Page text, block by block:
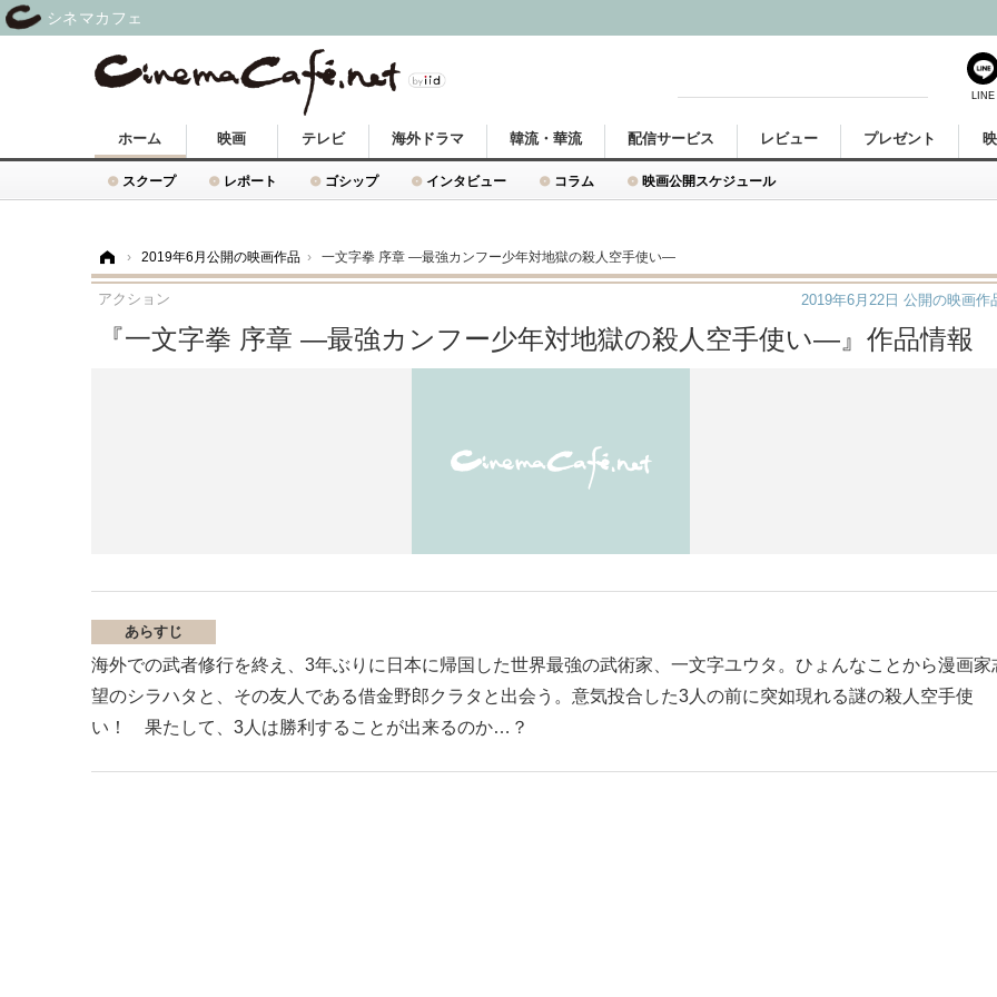
ホーム
スクープ レポート ゴシップ インタビュー コラム 映画公開スケジュール
映画 テレビ 海外ドラマ 韓流・華流 配信サービス レビュー プレゼント
› 2019年6月公開の映画作品 › 一文字拳 序章 ―最強カンフー少年対地獄の殺人空手使い―
アクション
『一文字拳 序章 ―最強カンフー少年対地獄の殺人空手使い―』作品情報
2019年6月22日 公開の映画作
あらすじ
海外での武者修行を終え、3年ぶりに日本に帰国した世界最強の武術家、一文字ユウタ。ひょんなことから漫画家
望のシラハタと、その友人である借金野郎クラタと出会う。意気投合した3人の前に突如現れる謎の殺人空手使
い！ 果たして、3人は勝利することが出来るのか…？
LINE
シネマカフェ